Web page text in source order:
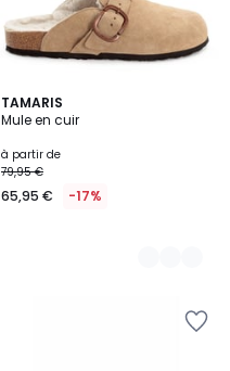
TAMARIS
Mule en cuir
à partir de
79,95 €
65,95 € -17%
2
Couleurs